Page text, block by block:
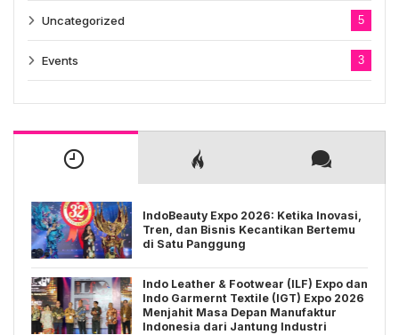
Uncategorized 5
Events 3
IndoBeauty Expo 2026: Ketika Inovasi,
Tren, dan Bisnis Kecantikan Bertemu
di Satu Panggung
Indo Leather & Footwear (ILF) Expo dan
Indo Garmernt Textile (IGT) Expo 2026
Menjahit Masa Depan Manufaktur
Indonesia dari Jantung Industri